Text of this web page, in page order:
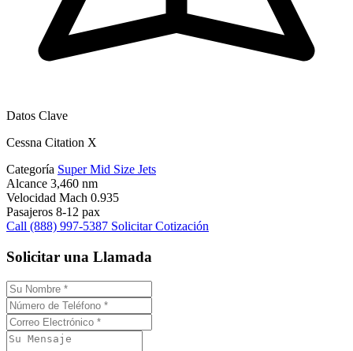
Datos Clave
Cessna Citation X
Categoría Super Mid Size Jets
Alcance 3,460 nm
Velocidad Mach 0.935
Pasajeros 8-12 pax
Call (888) 997-5387 Solicitar Cotización
Solicitar una Llamada